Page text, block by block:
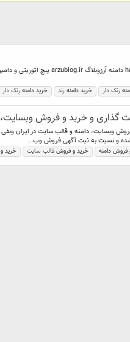
رنک دار خرید دامنه رند خرید دامنه رنک دار
و خرید و فروش وبسایت،
وبسایت، دامنه و قالب سایت در ایران
و نسبت به ثبت آگهی فروش وب...
فروش دامنه خرید و فروش قالب سایت خرید و